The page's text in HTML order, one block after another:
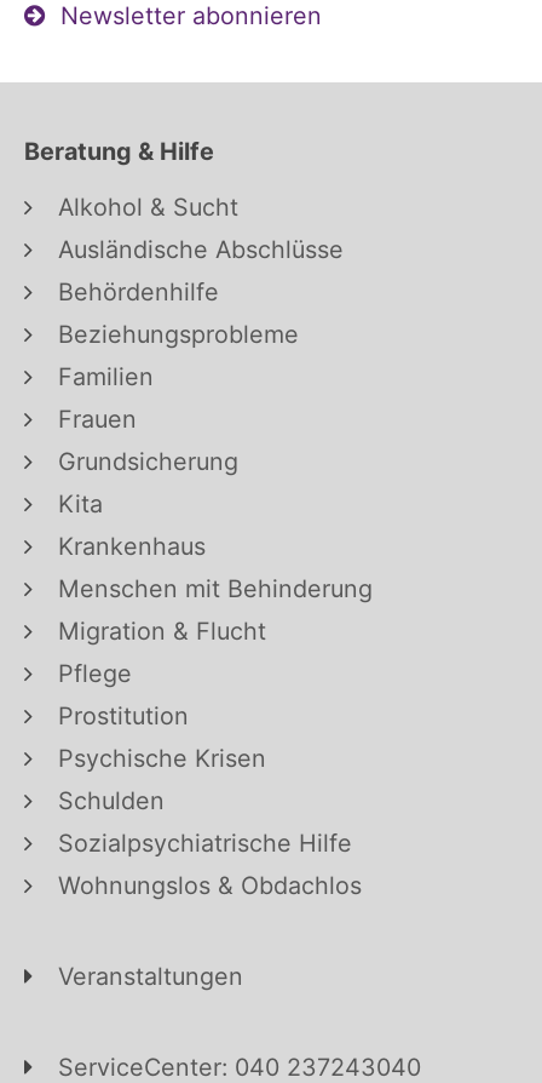
Newsletter abonnieren
Beratung & Hilfe
Alkohol & Sucht
Ausländische Abschlüsse
Behördenhilfe
Beziehungsprobleme
Familien
Frauen
Grundsicherung
Kita
Krankenhaus
Menschen mit Behinderung
Migration & Flucht
Pflege
Prostitution
Psychische Krisen
Schulden
Sozialpsychiatrische Hilfe
Wohnungslos & Obdachlos
Veranstaltungen
ServiceCenter: 040 237243040